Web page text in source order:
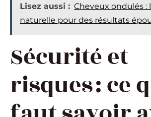
Lisez aussi : Cheveux ondulés :
naturelle pour des résultats
Sécurité et
risques : ce